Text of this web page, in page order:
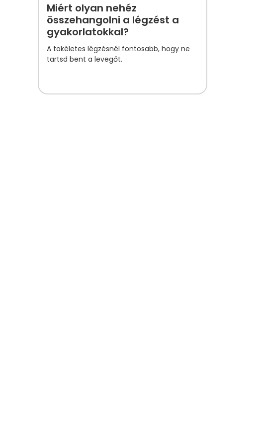
Miért olyan nehéz
összehangolni a légzést a
gyakorlatokkal?
A tökéletes légzésnél fontosabb, hogy ne
tartsd bent a levegőt.